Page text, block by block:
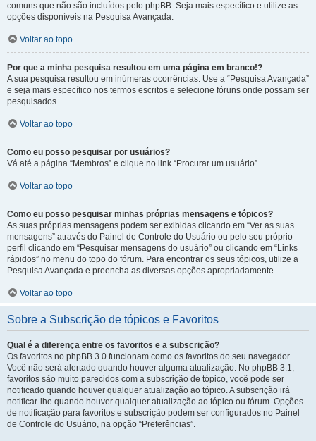
comuns que não são incluídos pelo phpBB. Seja mais específico e utilize as
opções disponíveis na Pesquisa Avançada.
Voltar ao topo
Por que a minha pesquisa resultou em uma página em branco!?
A sua pesquisa resultou em inúmeras ocorrências. Use a “Pesquisa Avançada”
e seja mais específico nos termos escritos e selecione fóruns onde possam ser
pesquisados.
Voltar ao topo
Como eu posso pesquisar por usuários?
Vá até a página “Membros” e clique no link “Procurar um usuário”.
Voltar ao topo
Como eu posso pesquisar minhas próprias mensagens e tópicos?
As suas próprias mensagens podem ser exibidas clicando em “Ver as suas
mensagens” através do Painel de Controle do Usuário ou pelo seu próprio
perfil clicando em “Pesquisar mensagens do usuário” ou clicando em “Links
rápidos” no menu do topo do fórum. Para encontrar os seus tópicos, utilize a
Pesquisa Avançada e preencha as diversas opções apropriadamente.
Voltar ao topo
Sobre a Subscrição de tópicos e Favoritos
Qual é a diferença entre os favoritos e a subscrição?
Os favoritos no phpBB 3.0 funcionam como os favoritos do seu navegador.
Você não será alertado quando houver alguma atualização. No phpBB 3.1,
favoritos são muito parecidos com a subscrição de tópico, você pode ser
notificado quando houver qualquer atualização ao tópico. A subscrição irá
notificar-lhe quando houver qualquer atualização ao tópico ou fórum. Opções
de notificação para favoritos e subscrição podem ser configurados no Painel
de Controle do Usuário, na opção “Preferências”.